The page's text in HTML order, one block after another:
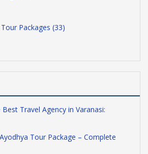
Packages (33)
Travel Agency in Varanasi:
Tour Package – Complete